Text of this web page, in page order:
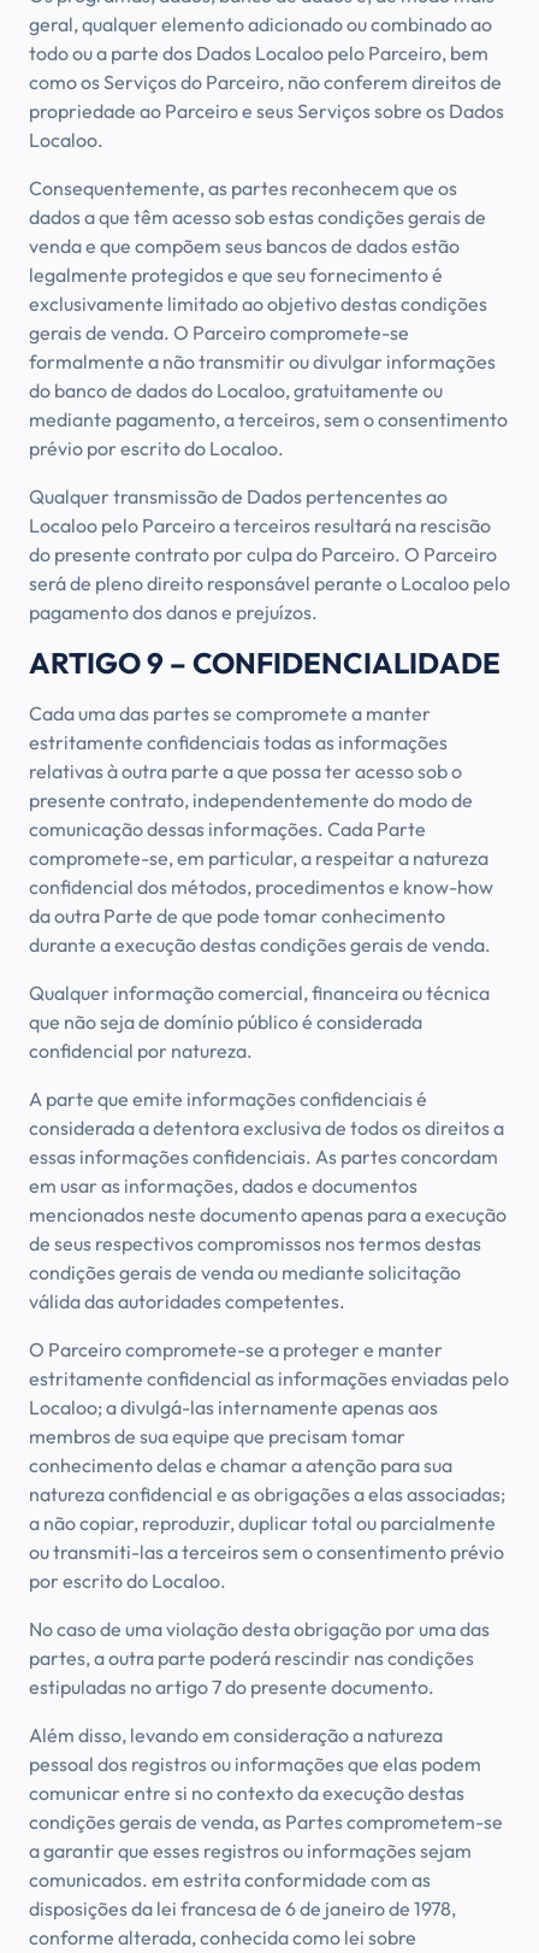
geral, qualquer elemento adicionado ou combinado ao
todo ou a parte dos Dados Localoo pelo Parceiro, bem
como os Serviços do Parceiro, não conferem direitos de
propriedade ao Parceiro e seus Serviços sobre os Dados
Localoo.
Consequentemente, as partes reconhecem que os
dados a que têm acesso sob estas condições gerais de
venda e que compõem seus bancos de dados estão
legalmente protegidos e que seu fornecimento é
exclusivamente limitado ao objetivo destas condições
gerais de venda. O Parceiro compromete-se
formalmente a não transmitir ou divulgar informações
do banco de dados do Localoo, gratuitamente ou
mediante pagamento, a terceiros, sem o consentimento
prévio por escrito do Localoo.
Qualquer transmissão de Dados pertencentes ao
Localoo pelo Parceiro a terceiros resultará na rescisão
do presente contrato por culpa do Parceiro. O Parceiro
será de pleno direito responsável perante o Localoo pelo
pagamento dos danos e prejuízos.
ARTIGO 9 – CONFIDENCIALIDADE
Cada uma das partes se compromete a manter
estritamente confidenciais todas as informações
relativas à outra parte a que possa ter acesso sob o
presente contrato, independentemente do modo de
comunicação dessas informações. Cada Parte
compromete-se, em particular, a respeitar a natureza
confidencial dos métodos, procedimentos e know-how
da outra Parte de que pode tomar conhecimento
durante a execução destas condições gerais de venda.
Qualquer informação comercial, financeira ou técnica
que não seja de domínio público é considerada
confidencial por natureza.
A parte que emite informações confidenciais é
considerada a detentora exclusiva de todos os direitos a
essas informações confidenciais. As partes concordam
em usar as informações, dados e documentos
mencionados neste documento apenas para a execução
de seus respectivos compromissos nos termos destas
condições gerais de venda ou mediante solicitação
válida das autoridades competentes.
O Parceiro compromete-se a proteger e manter
estritamente confidencial as informações enviadas pelo
Localoo; a divulgá-las internamente apenas aos
membros de sua equipe que precisam tomar
conhecimento delas e chamar a atenção para sua
natureza confidencial e as obrigações a elas associadas;
a não copiar, reproduzir, duplicar total ou parcialmente
ou transmiti-las a terceiros sem o consentimento prévio
por escrito do Localoo.
No caso de uma violação desta obrigação por uma das
partes, a outra parte poderá rescindir nas condições
estipuladas no artigo 7 do presente documento.
Além disso, levando em consideração a natureza
pessoal dos registros ou informações que elas podem
comunicar entre si no contexto da execução destas
condições gerais de venda, as Partes comprometem-se
a garantir que esses registros ou informações sejam
comunicados. em estrita conformidade com as
disposições da lei francesa de 6 de janeiro de 1978,
conforme alterada, conhecida como lei sobre